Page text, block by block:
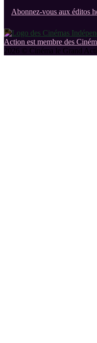
Abonnez-vous aux éditos
Action est membre des
2026 © Cinéma le Grand